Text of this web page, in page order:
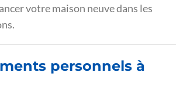
votre maison neuve dans les
personnels à